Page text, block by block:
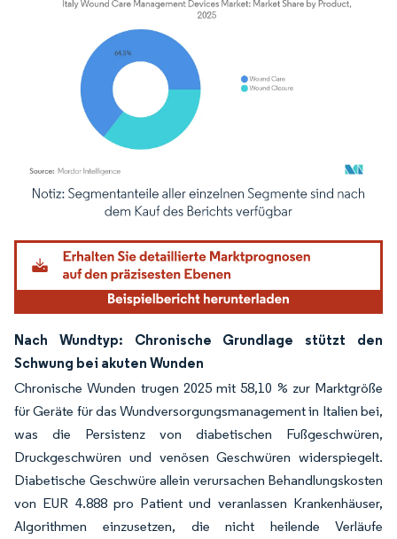
Bild © Mordor Intelligence. Wiederverwendung erfordert Namensnennung
Nach Wundtyp: Chronische Grundlage stützt den
Schwung bei akuten Wunden
Chronische Wunden trugen 2025 mit 58,10 % zur Marktgröße
für Geräte für das Wundversorgungsmanagement in Italien bei,
was die Persistenz von diabetischen Fußgeschwüren,
Druckgeschwüren und venösen Geschwüren widerspiegelt.
Diabetische Geschwüre allein verursachen Behandlungskosten
von EUR 4.888 pro Patient und veranlassen Krankenhäuser,
Algorithmen einzusetzen, die nicht heilende Verläufe